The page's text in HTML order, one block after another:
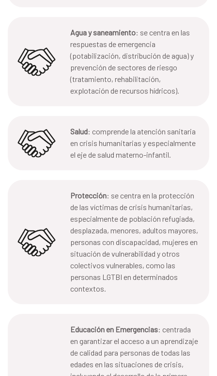
Agua y saneamiento: se centra en las
respuestas de emergencia
(potabilización, distribución de agua) y
prevención de sectores de riesgo
(tratamiento, rehabilitación,
explotación de recursos hídricos).
Salud: comprende la atención sanitaria
en crisis humanitarias y especialmente
el eje de salud materno-infantil.
Protección: se centra en la protección
de las víctimas de crisis humanitarias,
especialmente de población refugiada,
desplazada, menores, adultos mayores,
personas con discapacidad, mujeres en
situación de vulnerabilidad y otros
colectivos vulnerables, como las
personas LGTBI en determinados
contextos.
Educación en Emergencias: centrada
en garantizar el acceso a un aprendizaje
de calidad para personas de todas las
edades en las situaciones de crisis,